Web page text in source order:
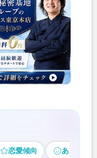
恋愛傾向 あるある